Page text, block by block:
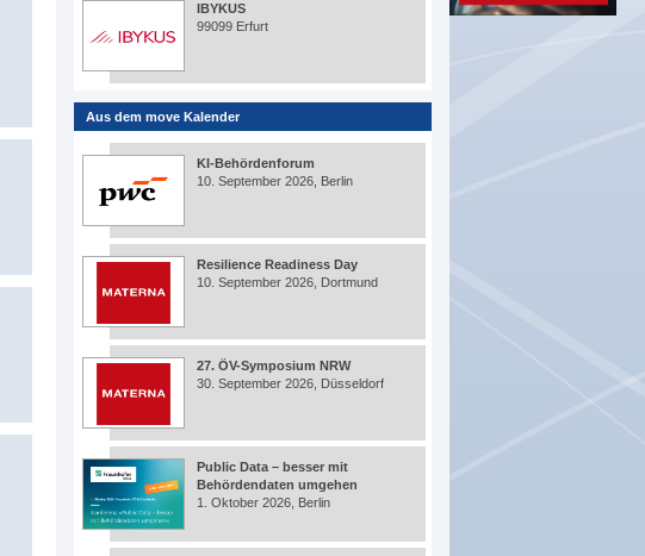
IBYKUS
99099 Erfurt
Aus dem move Kalender
KI-Behördenforum
10. September 2026, Berlin
Resilience Readiness Day
10. September 2026, Dortmund
27. ÖV-Symposium NRW
30. September 2026, Düsseldorf
Public Data – besser mit
Behördendaten umgehen
1. Oktober 2026, Berlin